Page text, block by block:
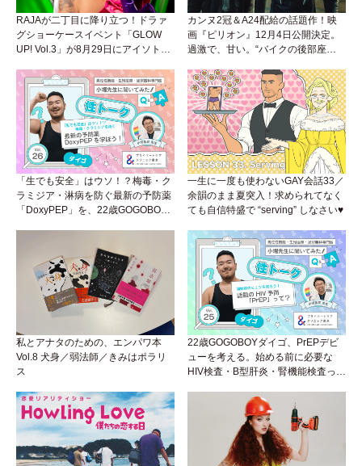
RAJAが二丁目に降り立つ！ドラァ
グショーケースイベント「GLOW
UP! Vol.3」が8月29日にアイソトー
カンヌ2冠＆A24配給の話題作！映
画『ピリオン』12月4日公開決定。
過激で、甘い。“バイクの後部座
「生でも安全」はウソ！？梅毒・ク
ラミジア・淋病を防ぐ最新の予防薬
「DoxyPEP」を、22歳GOGOBOY
（Vol.26）
一生に一度も使わないGAY会話33／
余韻のまま夏突入！求められてなく
ても自信特盛で “serving” しなさい♥
私とアナタのための、エンパワ本
Vol.8 犬身／弱法師／きみはポラリ
ス
22歳GOGOBOYダイゴ、PrEPデビ
ューを考える。始める前に必要な
HIV検査・B型肝炎・腎機能検査っ
性トーク～聞きにくいことは小堀先
生に聞けばイイ！（Vol.25）